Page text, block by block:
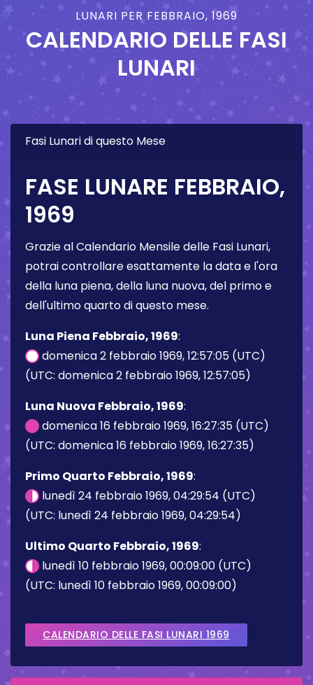
LUNARI PER FEBBRAIO, 1969
CALENDARIO DELLE FASI
LUNARI
Fasi Lunari di questo Mese
FASE LUNARE FEBBRAIO,
1969
Grazie al Calendario Mensile delle Fasi Lunari,
potrai controllare esattamente la data e l'ora
della luna piena, della luna nuova, del primo e
dell'ultimo quarto di questo mese.
Luna Piena Febbraio, 1969:
domenica 2 febbraio 1969, 12:57:05 (UTC)
(UTC: domenica 2 febbraio 1969, 12:57:05)
Luna Nuova Febbraio, 1969:
domenica 16 febbraio 1969, 16:27:35 (UTC)
(UTC: domenica 16 febbraio 1969, 16:27:35)
Primo Quarto Febbraio, 1969:
lunedì 24 febbraio 1969, 04:29:54 (UTC)
(UTC: lunedì 24 febbraio 1969, 04:29:54)
Ultimo Quarto Febbraio, 1969:
lunedì 10 febbraio 1969, 00:09:00 (UTC)
(UTC: lunedì 10 febbraio 1969, 00:09:00)
CALENDARIO DELLE FASI LUNARI 1969